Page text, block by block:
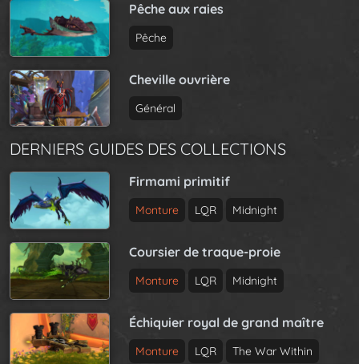
Pêche aux raies
Pêche
Cheville ouvrière
Général
DERNIERS GUIDES DES COLLECTIONS
Firmami primitif
Monture LQR Midnight
Coursier de traque-proie
Monture LQR Midnight
Échiquier royal de grand maître
Monture LQR The War Within